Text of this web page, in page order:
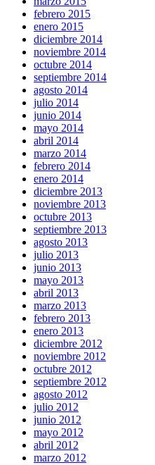
febrero 2015
enero 2015
diciembre 2014
noviembre 2014
octubre 2014
septiembre 2014
agosto 2014
julio 2014
junio 2014
mayo 2014
abril 2014
marzo 2014
febrero 2014
enero 2014
diciembre 2013
noviembre 2013
octubre 2013
septiembre 2013
agosto 2013
julio 2013
junio 2013
mayo 2013
abril 2013
marzo 2013
febrero 2013
enero 2013
diciembre 2012
noviembre 2012
octubre 2012
septiembre 2012
agosto 2012
julio 2012
junio 2012
mayo 2012
abril 2012
marzo 2012